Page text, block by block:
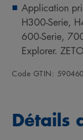
Application
H300-Serie,
600-Serie,
Explorer.
Code GTIN:
Détails